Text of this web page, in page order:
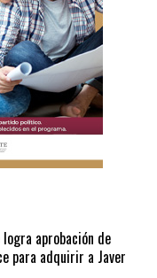
aprobación de
para adquirir a Javer